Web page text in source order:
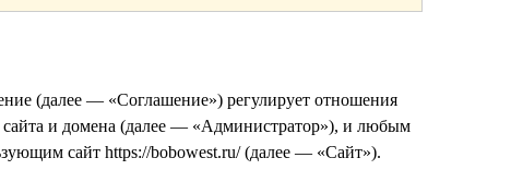
(далее — «Соглашение») регулирует отношения
и домена (далее — «Администратор»), и любым
сайт https://bobowest.ru/ (далее — «Сайт»).